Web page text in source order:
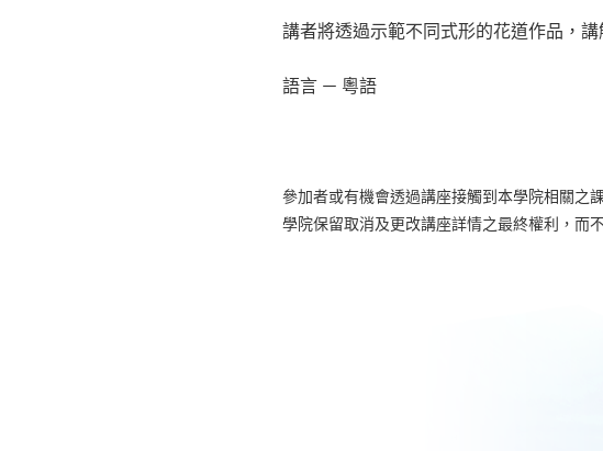
講者將透過示範不同式形的花道作品，
語言 － 粵語
參加者或有機會透過講座接觸到本學院相關之
學院保留取消及更改講座詳情之最終權利，而